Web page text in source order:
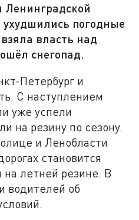
Ленинградской
ухудшились погодные
власть над
снегопад.
Петербург и
С наступлением
уже успели
на резину по сезону.
и Ленобласти
становится
на летней резине. В
водителей об